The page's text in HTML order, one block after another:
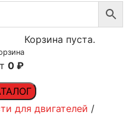
0 ₽
Корзина пуста.
для двигателей /